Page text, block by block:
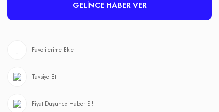
GELİNCE HABER VER
Tavsiye Et
Fiyat Düşünce Haber Et!